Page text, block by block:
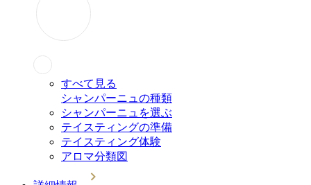
すべて見る
シャンパーニュの種類
シャンパーニュを選ぶ
テイスティングの準備
テイスティング体験
アロマ分類図